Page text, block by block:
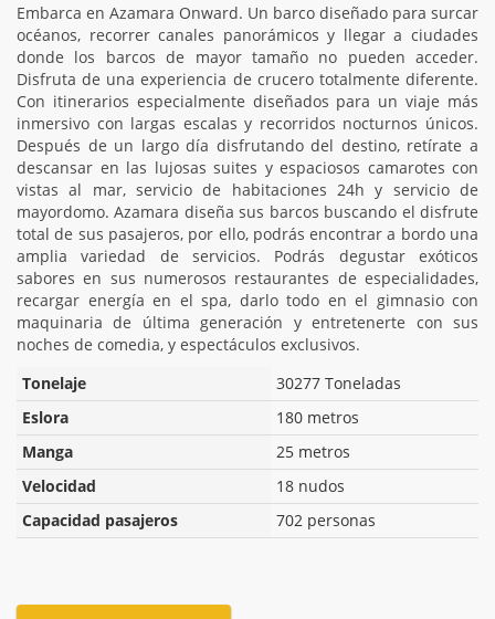
Embarca en Azamara Onward. Un barco diseñado para surcar
océanos, recorrer canales panorámicos y llegar a ciudades
donde los barcos de mayor tamaño no pueden acceder.
Disfruta de una experiencia de crucero totalmente diferente.
Con itinerarios especialmente diseñados para un viaje más
inmersivo con largas escalas y recorridos nocturnos únicos.
Después de un largo día disfrutando del destino, retírate a
descansar en las lujosas suites y espaciosos camarotes con
vistas al mar, servicio de habitaciones 24h y servicio de
mayordomo. Azamara diseña sus barcos buscando el disfrute
total de sus pasajeros, por ello, podrás encontrar a bordo una
amplia variedad de servicios. Podrás degustar exóticos
sabores en sus numerosos restaurantes de especialidades,
recargar energía en el spa, darlo todo en el gimnasio con
maquinaria de última generación y entretenerte con sus
noches de comedia, y espectáculos exclusivos.
Tonelaje
30277 Toneladas
Eslora
180 metros
Manga
25 metros
Velocidad
18 nudos
Capacidad pasajeros
702 personas